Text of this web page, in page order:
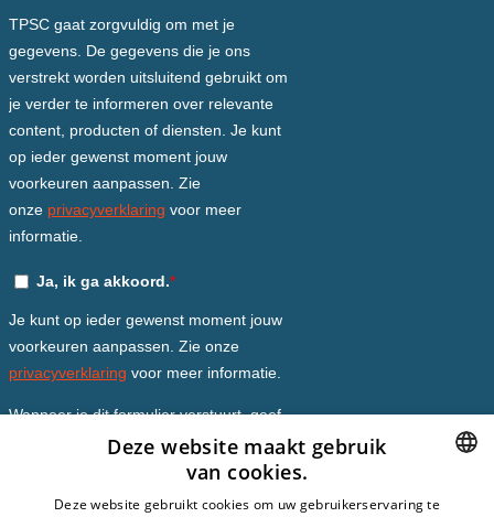
DUTCH
Deze website maakt gebruik
van cookies.
Deze website gebruikt cookies om uw gebruikerservaring te